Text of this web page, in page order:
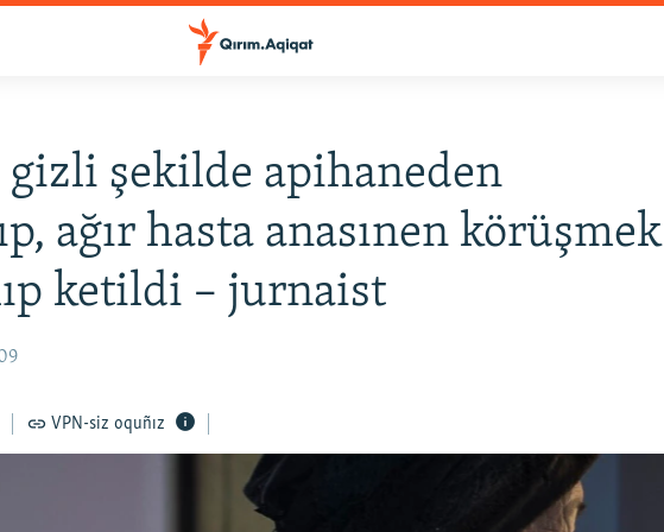
gizli şekilde apihaneden
ağır hasta anasınen körüşmek
ketildi – jurnaist
VPN-siz oquñız